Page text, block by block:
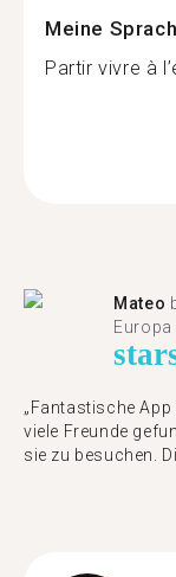
Meine
Partir vivre à
Mateo
Europa
star
„Fantastische
viele Freunde
sie zu besuchen.